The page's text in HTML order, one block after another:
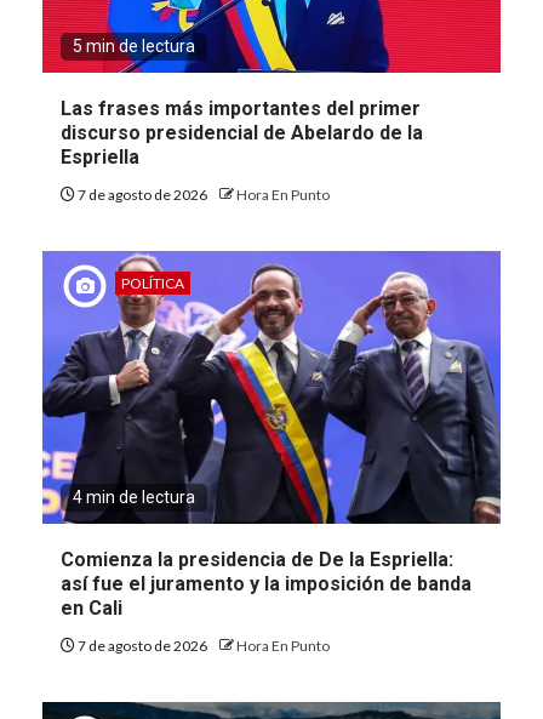
5 min de lectura
Las frases más importantes del primer
discurso presidencial de Abelardo de la
Espriella
7 de agosto de 2026 Hora En Punto
POLÍTICA
4 min de lectura
Comienza la presidencia de De la Espriella:
así fue el juramento y la imposición de banda
en Cali
7 de agosto de 2026 Hora En Punto